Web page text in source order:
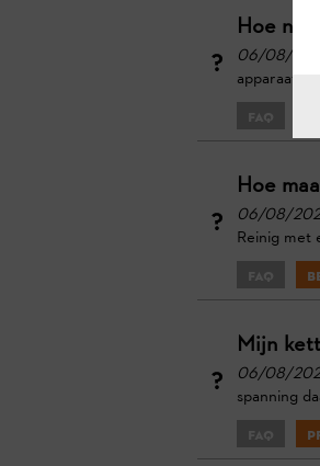
Hoe
06/08/2026
apparaat in
FAQ
Hoe
06/08/
Reinig met
FAQ
Mijn
06/08/
spanning
FAQ